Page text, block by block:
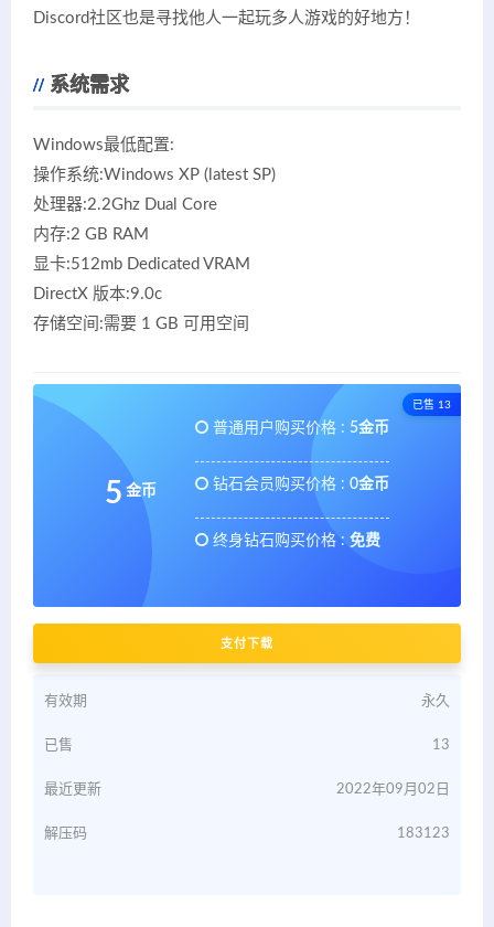
Discord社区也是寻找他人一起玩多人游戏的好地方！
系统需求
Windows最低配置:
操作系统:Windows XP (latest SP)
处理器:2.2Ghz Dual Core
内存:2 GB RAM
显卡:512mb Dedicated VRAM
DirectX 版本:9.0c
存储空间:需要 1 GB 可用空间
已售 13
5 金币
普通用户购买价格 : 5金币
钻石会员购买价格 : 0金币
终身钻石购买价格 : 免费
支付下载
有效期 永久
已售 13
最近更新 2022年09月02日
解压码 183123